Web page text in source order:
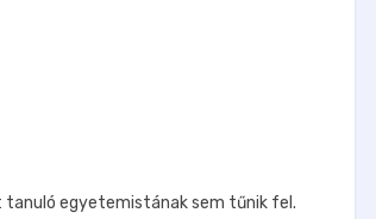
egyetemistának sem tűnik fel.